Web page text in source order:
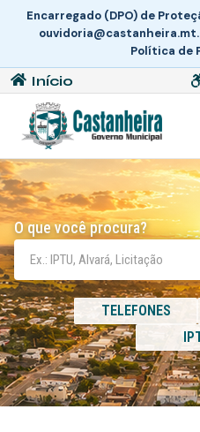
Encarregado (DPO) de
Política de
Início
O que você procura?
TELEFONES